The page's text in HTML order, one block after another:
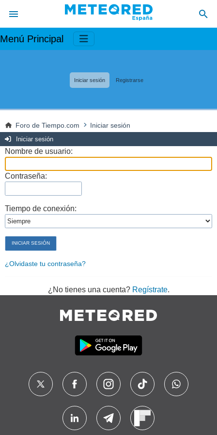
Menú Principal
Iniciar sesión Registrarse
Foro de Tiempo.com Iniciar sesión
Iniciar sesión
Nombre de usuario:
Contraseña:
Tiempo de conexión:
¿Olvidaste tu contraseña?
¿No tienes una cuenta? Regístrate.